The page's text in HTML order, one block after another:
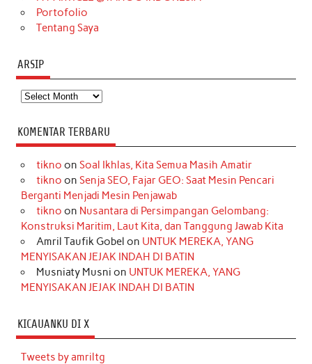
Portofolio
Tentang Saya
ARSIP
Arsip
KOMENTAR TERBARU
tikno on Soal Ikhlas, Kita Semua Masih Amatir
tikno on Senja SEO, Fajar GEO: Saat Mesin Pencari
Berganti Menjadi Mesin Penjawab
tikno on Nusantara di Persimpangan Gelombang:
Konstruksi Maritim, Laut Kita, dan Tanggung Jawab Kita
Amril Taufik Gobel on UNTUK MEREKA, YANG
MENYISAKAN JEJAK INDAH DI BATIN
Musniaty Musni on UNTUK MEREKA, YANG
MENYISAKAN JEJAK INDAH DI BATIN
KICAUANKU DI X
Tweets by amriltg